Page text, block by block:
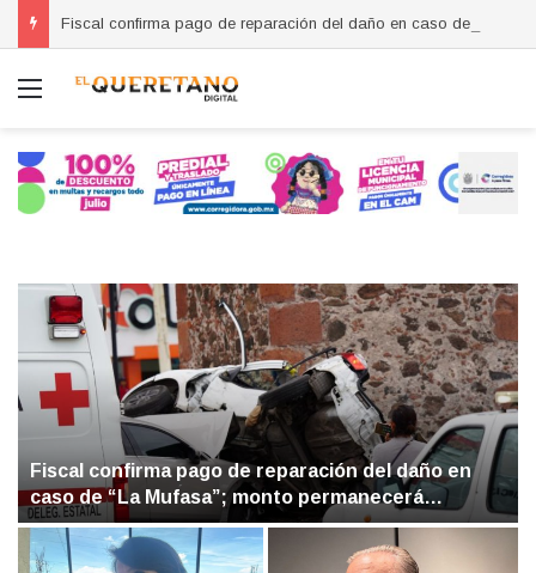
Menú
Fiscal confirma pago de reparación del daño en
caso de “La Mufasa”; monto permanecerá
reservado